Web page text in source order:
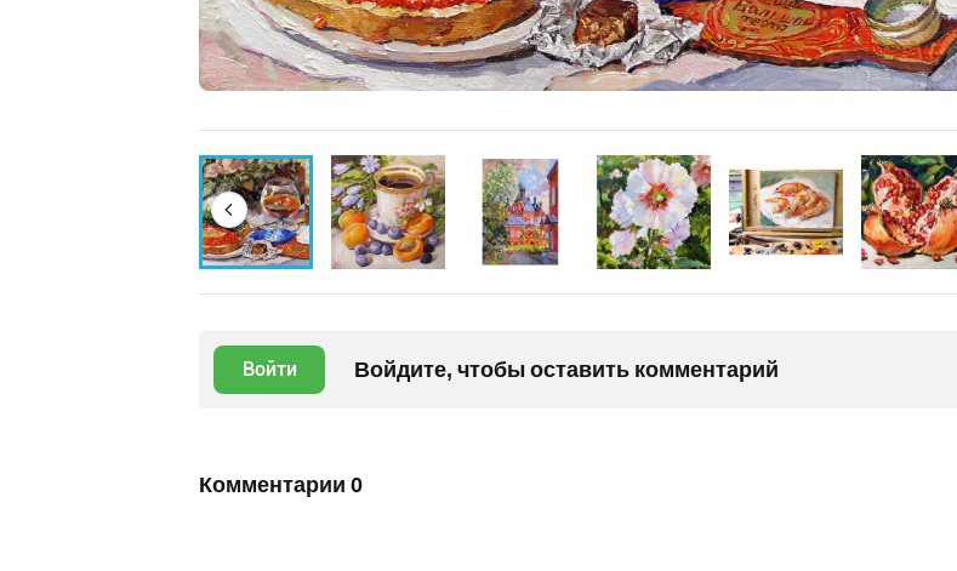
Войти Войдите, чтобы оставить комментарий
Комментарии 0